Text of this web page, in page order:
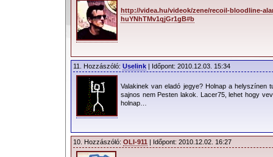
http://videa.hu/videok/zene/recoil-bloodline-
huYNhTMv1qjGr1gB#b
11. Hozzászóló: Uselink | Időpont: 2010.12.03. 15:34
Valakinek van eladó jegye? Holnap a helyszínen
sajnos nem Pesten lakok. Lacer75, lehet hogy
holnap…
10. Hozzászóló: OLI-911 | Időpont: 2010.12.02. 16:27